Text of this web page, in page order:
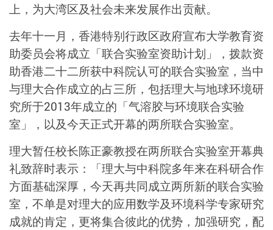
上，为大湾区及社会未来发展作出贡献。
去年十一月，香港特别行政区政府宣布大学教育资
助委员会将成立「联合实验室资助计划」，拨款资
助香港二十二所获中科院认可的联合实验室，当中
与理大合作成立的占三所，包括理大与地球环境研
究所于2013年成立的「气溶胶与环境联合实验
室」，以及今天正式开幕的两所联合实验室。
理大暂任校长陈正豪教授在两所联合实验室开幕典
礼致辞时表示：「理大与中科院多年来在科研合作
方面基础深厚，今天再共同成立两所新的联合实验
室，不单是对理大的应用数学及环境科学专家研究
成就的肯定，更将集合彼此的优势，加强研究，配